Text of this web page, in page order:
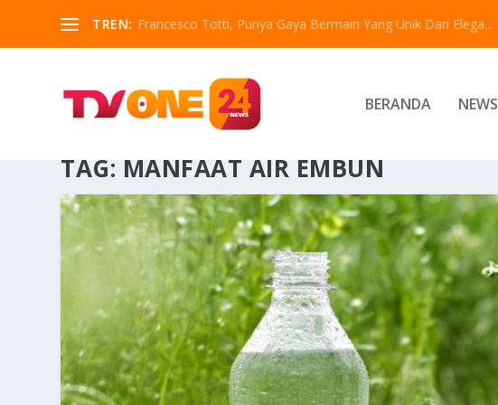
TREN: Francesco Totti, Punya Gaya Bermain Yang Unik Dan Elega...
BERANDA NEWS
TAG: MANFAAT AIR EMBUN